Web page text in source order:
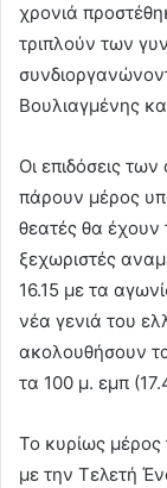
χρονιά
τριπλούν των
Βουλιαγμένης
Οι επιδόσεις
πάρουν μέρος
θεατές θα
ξεχωριστές
16.15 με τα
νέα γενιά του
ακολουθήσουν
τα 100 μ. εμπ
Το κυρίως μέρος
με την Τελετή